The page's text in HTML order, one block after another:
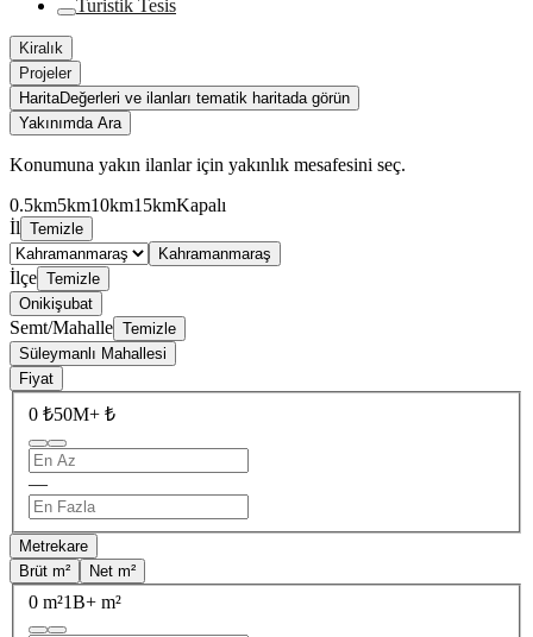
Turistik Tesis
Kiralık
Projeler
HaritaDeğerleri ve ilanları tematik haritada görün
Yakınımda Ara
Konumuna yakın ilanlar için yakınlık mesafesini seç.
0.5km5km10km15kmKapalı
İl Temizle
Kahramanmaraş
İlçe Temizle
Onikişubat
Semt/Mahalle Temizle
Süleymanlı Mahallesi
Fiyat
0 ₺50M+ ₺
—
Metrekare
Brüt m²
Net m²
0 m²1B+ m²